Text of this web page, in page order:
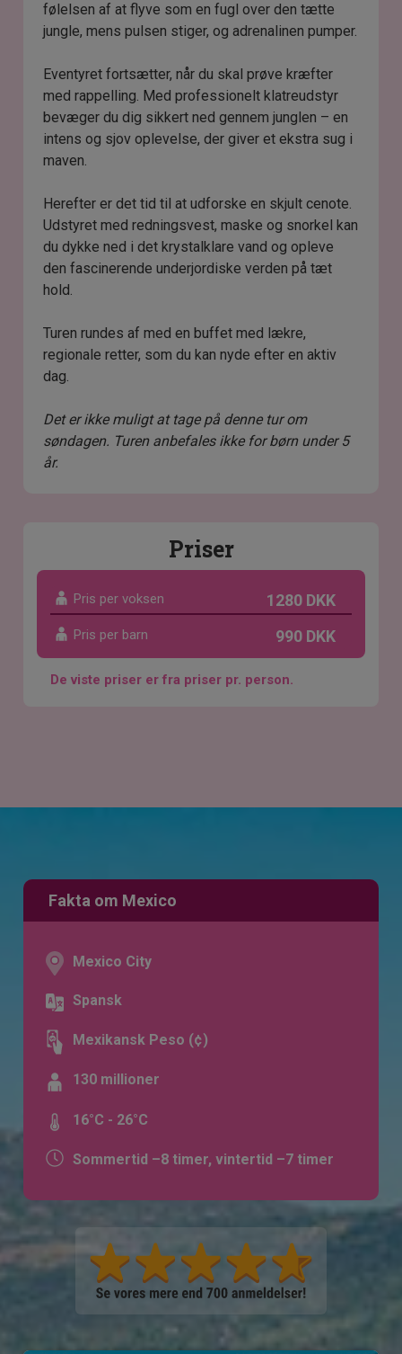
følelsen af at flyve som en fugl over den tætte
jungle, mens pulsen stiger, og adrenalinen pumper.
Eventyret fortsætter, når du skal prøve kræfter
med rappelling. Med professionelt klatreudstyr
bevæger du dig sikkert ned gennem junglen – en
intens og sjov oplevelse, der giver et ekstra sug i
maven.
Herefter er det tid til at udforske en skjult cenote.
Udstyret med redningsvest, maske og snorkel kan
du dykke ned i det krystalklare vand og opleve
den fascinerende underjordiske verden på tæt
hold.
Turen rundes af med en buffet med lækre,
regionale retter, som du kan nyde efter en aktiv
dag.
Det er ikke muligt at tage på denne tur om
søndagen. Turen anbefales ikke for børn under 5
år.
Priser
Pris per voksen 1280 DKK
Pris per barn 990 DKK
De viste priser er fra priser pr. person.
Fakta om Mexico
Mexico City
Spansk
Mexikansk Peso (¢)
130 millioner
16°C - 26°C
Sommertid –8 timer, vintertid –7 timer